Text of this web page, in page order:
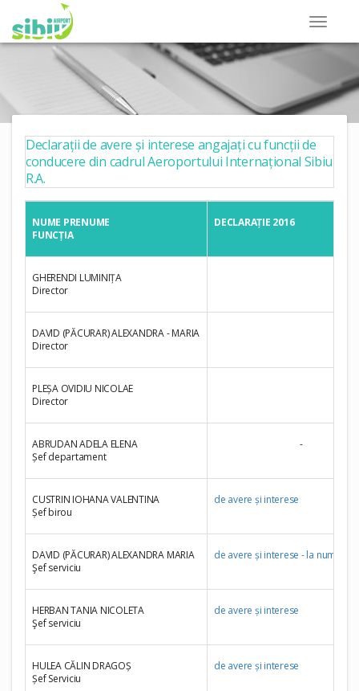
Declarații de avere și interese angajați cu funcții de
conducere din cadrul Aeroportului Internațional Sibiu
R.A.
NUME PRENUME
FUNCȚIA
DECLARAȚIE 2016
GHERENDI LUMINIȚA
Director
DAVID (PĂCURAR) ALEXANDRA - MARIA
Director
PLEȘA OVIDIU NICOLAE
Director
ABRUDAN ADELA ELENA
Șef departament
-
CUSTRIN IOHANA VALENTINA
Șef birou
de avere și interese
DAVID (PĂCURAR) ALEXANDRA MARIA
Şef serviciu
de avere și interese - la numire
HERBAN TANIA NICOLETA
Şef serviciu
de avere și interese
HULEA CĂLIN DRAGOȘ
Șef Serviciu
de avere și interese